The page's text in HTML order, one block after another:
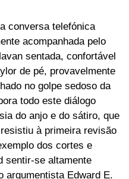
conversa telefónica
acompanhada pelo
sentada, confortável
de pé, provavelmente
no golpe sedoso da
todo este diálogo
do anjo e do sátiro, que
à primeira revisão
dos cortes e
sentir-se altamente
argumentista Edward E.